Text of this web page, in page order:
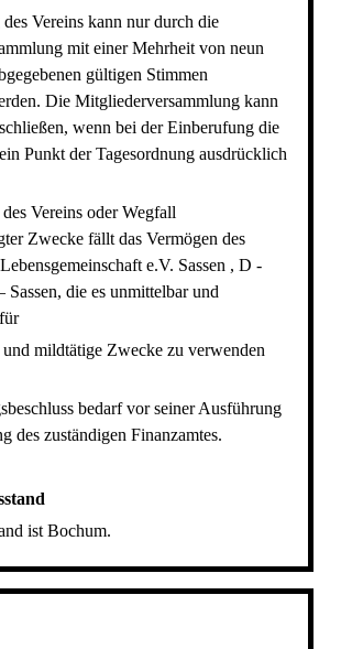
Vereins kann nur durch die
mit einer Mehrheit von neun
gültigen Stimmen
Die Mitgliederversammlung kann
wenn bei der Einberufung die
Punkt der Tagesordnung ausdrücklich
Vereins oder Wegfall
Zwecke fällt das Vermögen des
e.V. Sassen , D -
Sassen, die es unmittelbar und
und mildtätige Zwecke zu verwenden
bedarf vor seiner Ausführung
des zuständigen Finanzamtes.
ist Bochum.